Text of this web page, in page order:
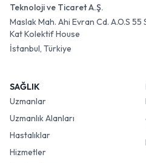
Teknoloji ve Ticaret A.Ş.
Maslak Mah. Ahi Evran Cd. A.O.S
Kat Kolektif House
İstanbul, Türkiye
SAĞLIK
Uzmanlar
Uzmanlık Alanları
Hastalıklar
Hizmetler